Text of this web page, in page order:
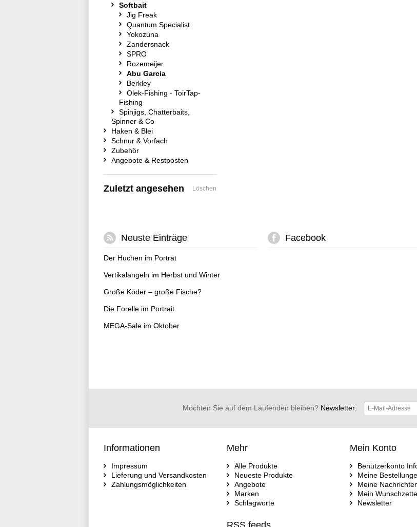
Softbait
Jig Freak
Quantum Specialist
Yokozuna
Zandersnack
SPRO
Rozemeijer
Abu Garcia
Berkley
Olek-Fishing - ToirTap-
Fishing
Spinjigs, Chatterbaits,
Spinner & Co
Haken & Blei
Schnur & Vorfach
Zubehör
Angebote & Restposten
Zuletzt angesehen Löschen
Neuste Einträge
Der Huchen im Porträt
Vertikalangeln im Herbst und Winter
Große Köder – große Fische?
Die Forelle im Portrait
MEGA-Sale im Oktober
Facebook
Möchten Sie auf dem Laufenden bleiben?Newsletter:
Informationen
Impressum
Lieferung und Versandkosten
Zahlungsmöglichkeiten
Mehr
Alle Produkte
Neueste Produkte
Angebote
Marken
Schlagworte
RSS feeds
Mein Konto
Benutzerkonto
Meine
Meine
Mein
Newsletter